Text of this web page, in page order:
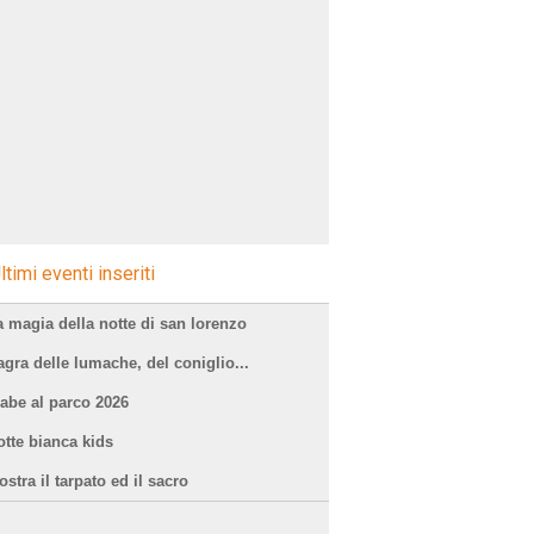
eventi inseriti
magia della notte di san lorenzo
delle lumache, del coniglio...
al parco 2026
bianca kids
il tarpato ed il sacro